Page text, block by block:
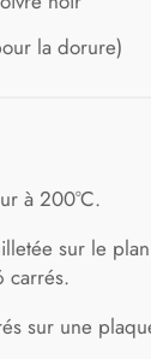
la dorure)
à 200°C.
sur le
carrés.
sur une